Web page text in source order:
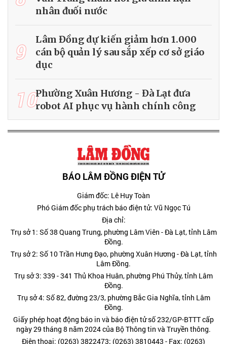
nhân đuối nước
9
Lâm Đồng dự kiến giảm hơn 1.000
cán bộ quản lý sau sắp xếp cơ sở giáo
dục
10Phường Xuân Hương - Đà Lạt đưa
robot AI phục vụ hành chính công
BÁO LÂM ĐỒNG ĐIỆN TỬ
Giám đốc: Lê Huy Toàn
Phó Giám đốc phụ trách báo điện tử: Vũ Ngọc Tú
Địa chỉ:
Trụ sở 1: Số 38 Quang Trung, phường Lâm Viên - Đà Lạt, tỉnh Lâm
Đồng.
Trụ sở 2: Số 10 Trần Hưng Đạo, phường Xuân Hương - Đà Lạt, tỉnh
Lâm Đồng.
Trụ sở 3: 339 - 341 Thủ Khoa Huân, phường Phú Thủy, tỉnh Lâm
Đồng.
Trụ sở 4: Số 82, đường 23/3, phường Bắc Gia Nghĩa, tỉnh Lâm
Đồng.
Giấy phép hoạt động báo in và báo điện tử số 232/GP-BTTT cấp
ngày 29 tháng 8 năm 2024 của Bộ Thông tin và Truyền thông.
Điện thoại: (0263) 3822473; (0263) 3810443 - Fax: (0263)